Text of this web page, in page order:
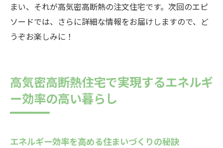
まい、それが高気密高断熱の注文住宅です。次回のエピ
ソードでは、さらに詳細な情報をお届けしますので、ど
うぞお楽しみに！
高気密高断熱住宅で実現するエネルギ
ー効率の高い暮らし
エネルギー効率を高める住まいづくりの秘訣